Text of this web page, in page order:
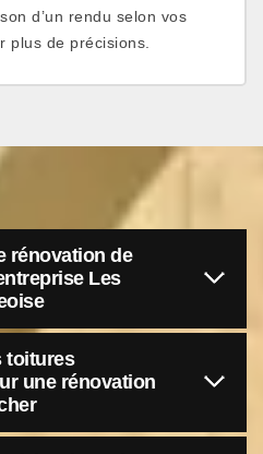
d’un rendu selon vos
plus de précisions.
rénovation de
Les
toitures
une rénovation